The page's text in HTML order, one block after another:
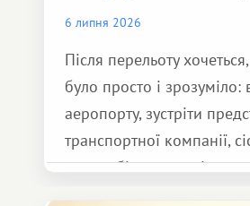
6 липня 2026
Після перельоту
було просто і зрозуміло:
аеропорту, зустріти
транспортної компанії,
автомобіль та спокійно